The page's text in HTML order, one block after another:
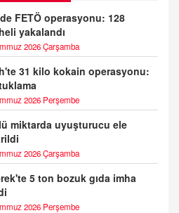
FETÖ operasyonu: 128
yakalandı
2026 Çarşamba
31 kilo kokain operasyonu:
2026 Perşembe
miktarda uyuşturucu ele
2026 Çarşamba
5 ton bozuk gıda imha
2026 Perşembe